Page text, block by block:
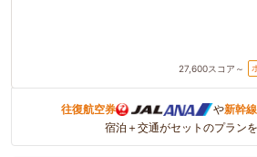
27,600スコア～
往復航空券 や新幹
宿泊＋交通がセットのプラン